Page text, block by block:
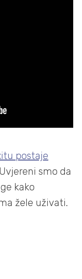
postaje
smo da
kako
žele uživati.